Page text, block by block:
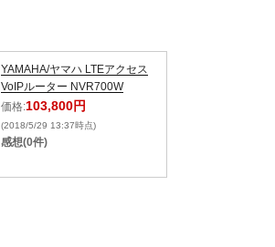
YAMAHA/ヤマハ LTEアクセス
VoIPルーター NVR700W
価格:103,800円
(2018/5/29 13:37時点)
感想(0件)